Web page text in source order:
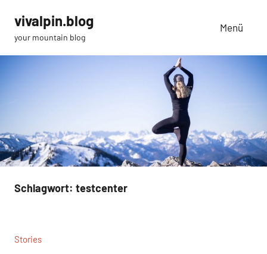
Inhalt
springen
vivalpin.blog
your mountain blog
Menü
Schlagwort: testcenter
Stories